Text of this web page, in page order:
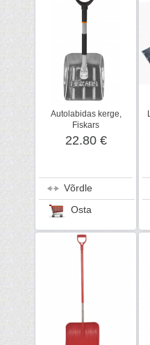
Autolabidas kerge,
Fiskars
22.80 €
Võrdle
Osta